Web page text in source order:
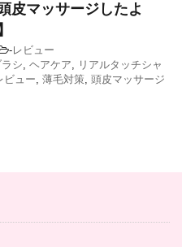
皮マッサージしたよ
-レビュー
シ, ヘアケア, リアルタッチシャ
ビュー, 薄毛対策, 頭皮マッサージ